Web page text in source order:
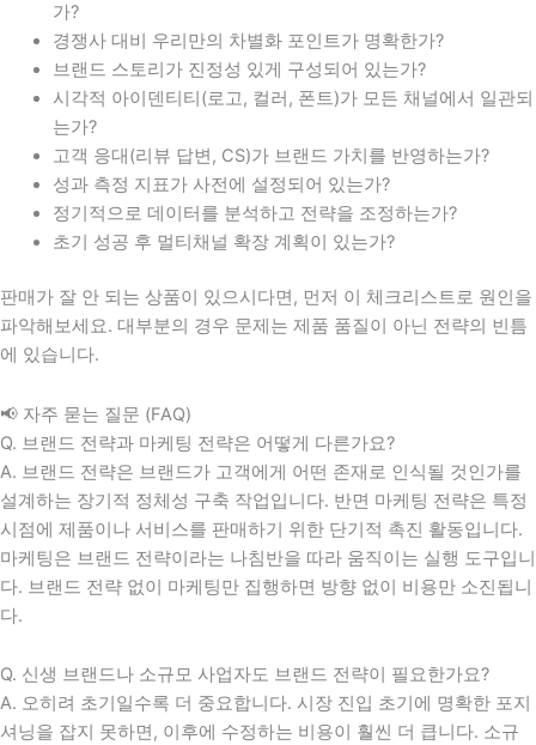
가?
경쟁사 대비 우리만의 차별화 포인트가 명확한가?
브랜드 스토리가 진정성 있게 구성되어 있는가?
시각적 아이덴티티(로고, 컬러, 폰트)가 모든 채널에서 일관되
는가?
고객 응대(리뷰 답변, CS)가 브랜드 가치를 반영하는가?
성과 측정 지표가 사전에 설정되어 있는가?
정기적으로 데이터를 분석하고 전략을 조정하는가?
초기 성공 후 멀티채널 확장 계획이 있는가?
판매가 잘 안 되는 상품이 있으시다면, 먼저 이 체크리스트로 원인을
파악해보세요. 대부분의 경우 문제는 제품 품질이 아닌 전략의 빈틈
에 있습니다.
📢 자주 묻는 질문 (FAQ)
Q. 브랜드 전략과 마케팅 전략은 어떻게 다른가요?
A. 브랜드 전략은 브랜드가 고객에게 어떤 존재로 인식될 것인가를
설계하는 장기적 정체성 구축 작업입니다. 반면 마케팅 전략은 특정
시점에 제품이나 서비스를 판매하기 위한 단기적 촉진 활동입니다.
마케팅은 브랜드 전략이라는 나침반을 따라 움직이는 실행 도구입니
다. 브랜드 전략 없이 마케팅만 집행하면 방향 없이 비용만 소진됩니
다.
Q. 신생 브랜드나 소규모 사업자도 브랜드 전략이 필요한가요?
A. 오히려 초기일수록 더 중요합니다. 시장 진입 초기에 명확한 포지
셔닝을 잡지 못하면, 이후에 수정하는 비용이 훨씬 더 큽니다. 소규